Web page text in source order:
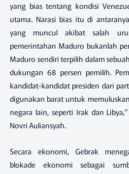
yang bias tentang kondisi
utama. Narasi bias itu di
yang muncul akibat salah
pemerintahan Maduro bukanlah
Maduro sendiri terpilih dalam
dukungan 68 persen pemilih.
kandidat-kandidat presiden dari
digunakan barat untuk
negara lain, seperti Irak dan
Novri Auliansyah.
Secara ekonomi, Gebrak
blokade ekonomi sebagai